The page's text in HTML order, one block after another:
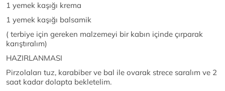
1 yemek kaşığı krema
1 yemek kaşığı balsamik
( terbiye için gereken malzemeyi bir kabın içinde çırparak
karıştıralım)
HAZIRLANMASI
Pirzolaları tuz, karabiber ve bal ile ovarak strece saralım ve 2
saat kadar dolapta bekletelim.